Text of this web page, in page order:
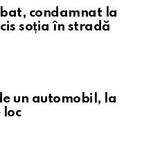
condamnat la
soția în stradă
un automobil, la
loc